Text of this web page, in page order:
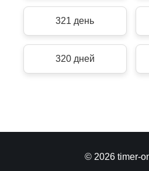
321 день
320 дней
© 2026 timer-